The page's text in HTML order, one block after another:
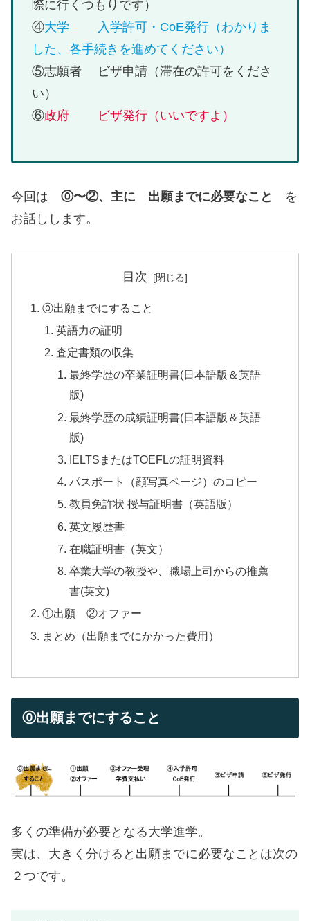
際に行くつもりです）
④大学 入学許可・CoE発行（わかりま
した、各手続きを進めてください）
⑤志願者 ビザ申請（滞在の許可をくださ
い）
⑥政府 ビザ発行（いいですよ）
今回は ⓪〜②、主に 出願までに必要なこと
を
お話しします。
目次
⓪出願までにすること
英語力の証明
査定書類の収集
最終学歴の卒業証明書(日本語版＆英語
版)
最終学歴の成績証明書(日本語版＆英語
版)
IELTSまたはTOEFLの証明資料
パスポート（顔写真ページ）のコピー
教員免許状 授与証明書（英語版）
英文履歴書
在職証明書（英文）
卒業大学の教授や、職場上司からの推薦
書(英文)
①出願 ②オファー
まとめ（出願までにかかった費用）
⓪出願までにすること
多くの準備が必要となる大学進学。
実は、大きく分けると出願までに必要なことは次の
２つです。